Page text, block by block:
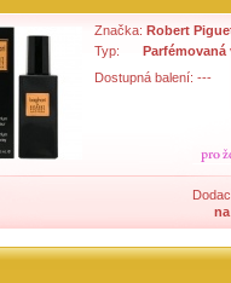
Značka: Robert
Typ:
Parfémovaná
Dostupná balení: ---